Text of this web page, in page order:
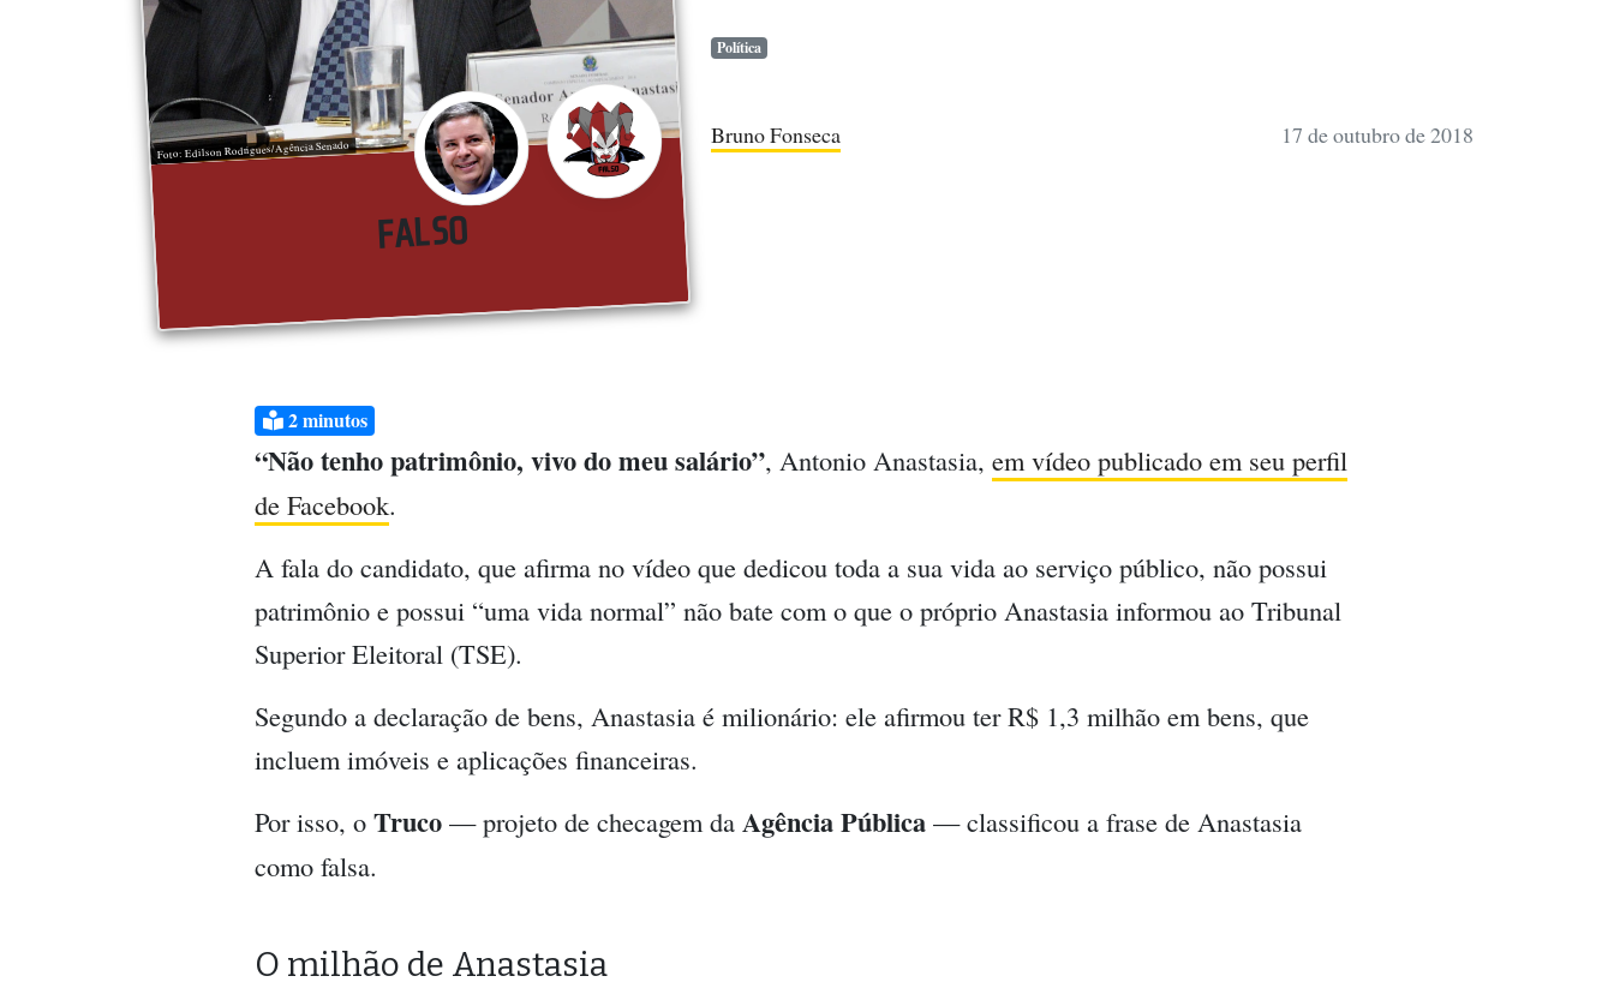
Foto: Edilson Rodrigues/Agência Senado
FALSO
Política
Bruno Fonseca 17 de outubro de 2018
2minutos
“Não tenho patrimônio, vivo do meu salário”, Antonio Anastasia, em vídeo publicado em seu perfil
de Facebook.
A fala do candidato, que afirma no vídeo que dedicou toda a sua vida ao serviço público, não possui
patrimônio e possui “uma vida normal” não bate com o que o próprio Anastasia informou ao Tribunal
Superior Eleitoral (TSE).
Segundo a declaração de bens, Anastasia é milionário: ele afirmou ter R$ 1,3 milhão em bens, que
incluem imóveis e aplicações financeiras.
Por isso, o Truco — projeto de checagem da Agência Pública — classificou a frase de Anastasia
como falsa.
O milhão de Anastasia